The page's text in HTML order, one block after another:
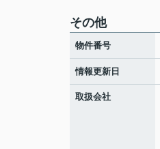
その他
物件番号
情報更新日
取扱会社